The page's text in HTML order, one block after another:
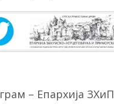
– Епархија ЗХиП